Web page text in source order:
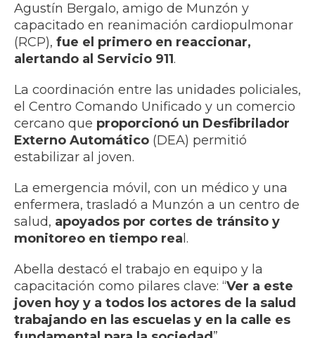
Agustín Bergalo, amigo de Munzón y
capacitado en reanimación cardiopulmonar
(RCP), fue el primero en reaccionar,
alertando al Servicio 911.
La coordinación entre las unidades policiales,
el Centro Comando Unificado y un comercio
cercano que proporcionó un Desfibrilador
Externo Automático (DEA) permitió
estabilizar al joven.
La emergencia móvil, con un médico y una
enfermera, trasladó a Munzón a un centro de
salud, apoyados por cortes de tránsito y
monitoreo en tiempo real.
Abella destacó el trabajo en equipo y la
capacitación como pilares clave: “Ver a este
joven hoy y a todos los actores de la salud
trabajando en las escuelas y en la calle es